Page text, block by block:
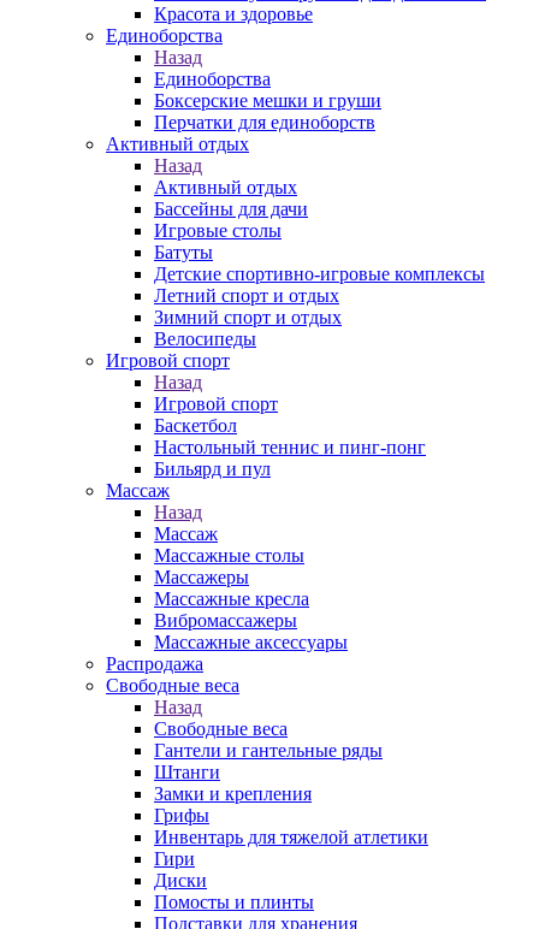
Красота и здоровье
Единоборства
Назад
Единоборства
Боксерские мешки и груши
Перчатки для единоборств
Активный отдых
Назад
Активный отдых
Бассейны для дачи
Игровые столы
Батуты
Детские спортивно-игровые комплексы
Летний спорт и отдых
Зимний спорт и отдых
Велосипеды
Игровой спорт
Назад
Игровой спорт
Баскетбол
Настольный теннис и пинг-понг
Бильярд и пул
Массаж
Назад
Массаж
Массажные столы
Массажеры
Массажные кресла
Вибромассажеры
Массажные аксессуары
Распродажа
Свободные веса
Назад
Свободные веса
Гантели и гантельные ряды
Штанги
Замки и крепления
Грифы
Инвентарь для тяжелой атлетики
Гири
Диски
Помосты и плинты
Подставки для хранения